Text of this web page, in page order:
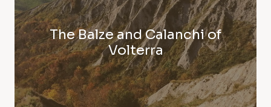
The Balze and Calanchi of
Volterra